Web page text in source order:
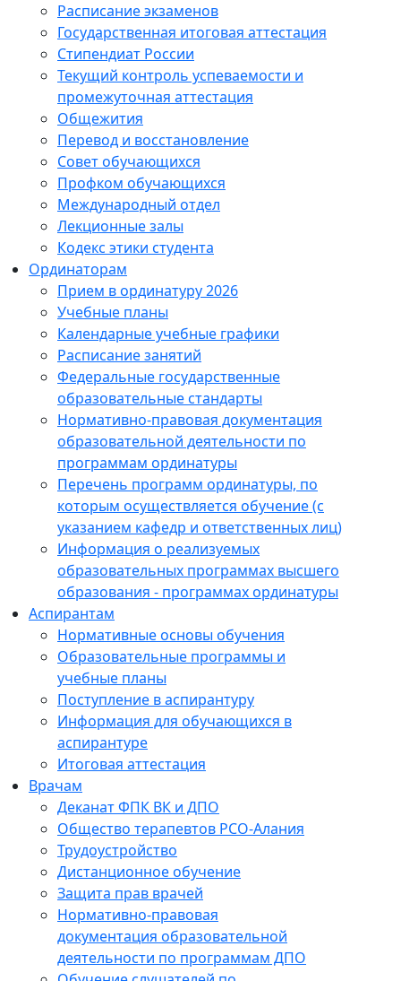
Расписание экзаменов
Государственная итоговая аттестация
Стипендиат России
Текущий контроль успеваемости и
промежуточная аттестация
Общежития
Перевод и восстановление
Совет обучающихся
Профком обучающихся
Международный отдел
Лекционные залы
Кодекс этики студента
Ординаторам
Прием в ординатуру 2026
Учебные планы
Календарные учебные графики
Расписание занятий
Федеральные государственные
образовательные стандарты
Нормативно-правовая документация
образовательной деятельности по
программам ординатуры
Перечень программ ординатуры, по
которым осуществляется обучение (с
указанием кафедр и ответственных лиц)
Информация о реализуемых
образовательных программах высшего
образования - программах ординатуры
Аспирантам
Нормативные основы обучения
Образовательные программы и
учебные планы
Поступление в аспирантуру
Информация для обучающихся в
аспирантуре
Итоговая аттестация
Врачам
Деканат ФПК ВК и ДПО
Общество терапевтов РСО-Алания
Трудоустройство
Дистанционное обучение
Защита прав врачей
Нормативно-правовая
документация образовательной
деятельности по программам ДПО